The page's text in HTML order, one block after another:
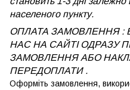
населеного пункту.
ОПЛАТА ЗАМОВЛЕННЯ :
НАС НА САЙТІ ОДРАЗУ
ЗАМОВЛЕННЯ АБО
ПЕРЕДОПЛАТИ .
Оформіть замовлення,